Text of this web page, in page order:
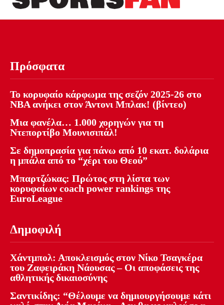
Πρόσφατα
Το κορυφαίο κάρφωμα της σεζόν 2025-26 στο
NBA ανήκει στον Άντονι Μπλακ! (βίντεο)
Μια φανέλα… 1.000 χορηγών για τη
Ντεπορτίβο Μουνισιπάλ!
Σε δημοπρασία για πάνω από 10 εκατ. δολάρια
η μπάλα από το “χέρι του Θεού”
Μπαρτζώκας: Πρώτος στη λίστα των
κορυφαίων coach power rankings της
EuroLeague
Δημοφιλή
Χάντμπολ: Αποκλεισμός στον Νίκο Τσαγκέρα
του Ζαφειράκη Νάουσας – Οι αποφάσεις της
αθλητικής δικαιοσύνης
Σαντικίδης: “Θέλουμε να δημιουργήσουμε κάτι